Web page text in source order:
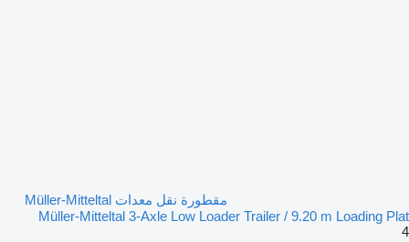
مقطورة نقل معدات Müller-Mitteltal
Müller-Mitteltal 3-Axle Low Loader Trailer / 9.20 m Loading Plat
4